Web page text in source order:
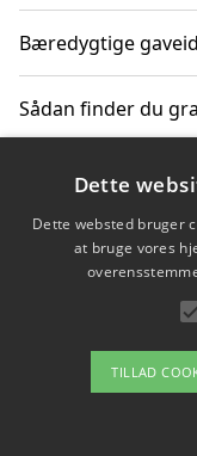
Bæredygtige
Sådan finder du
Hvordan gadgets
Om /
Dette
Dette websted bruger
at bruge vores
TILLAD